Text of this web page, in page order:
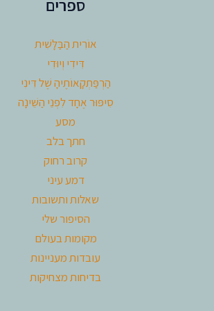
ספרים
אוֹרִית הַבַּלָּשִׁית
דִּידִי וְיוּדִי
הַרְפַּתְקָאוֹתֶיהָ שֶׁל דִּינִי
סִיפּוּר אֶחָד לִפְנֵי הַשֵּׁינָה
מסע
חתך בלב
קרוב רחוק
דמע עיני
שאלות ותשובות
הסיפור שלי
מקומות בעולם
עובדות מעניינות
בדיחות מצחיקות